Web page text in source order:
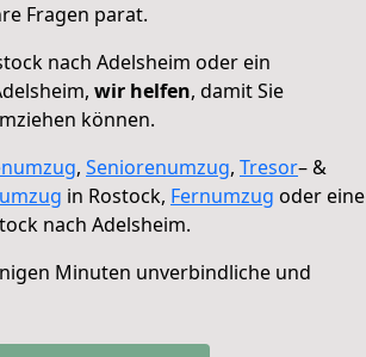
Fragen parat.
nach Adelsheim oder ein
wir helfen, damit Sie
können.
, Seniorenumzug, Tresor– &
in Rostock, Fernumzug oder eine
nach Adelsheim.
Minuten unverbindliche und